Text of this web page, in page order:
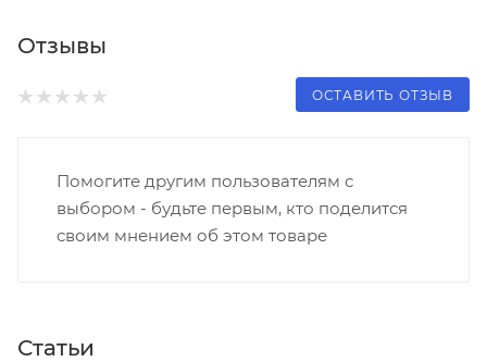
Отзывы
ОСТАВИТЬ ОТЗЫВ
Помогите другим пользователям с
выбором - будьте первым, кто поделится
своим мнением об этом товаре
Статьи